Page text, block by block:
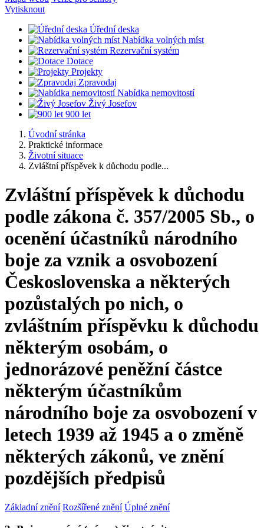
Vytisknout
Úřední deska
Nabídka volných míst
Rezervační systém
Dotace
Projekty
Zpravodaj
Nabídka nemovitostí
Živý Josefov
900 let
Úvodní stránka
Praktické informace
Životní situace
Zvláštní příspěvek k důchodu podle...
Zvláštní příspěvek k důchodu
podle zákona č. 357/2005 Sb., o
ocenění účastníků národního
boje za vznik a osvobození
Československa a některých
pozůstalých po nich, o
zvláštním příspěvku k důchodu
některým osobám, o
jednorázové peněžní částce
některým účastníkům
národního boje za osvobození v
letech 1939 až 1945 a o změně
některých zákonů, ve znění
pozdějších předpisů
Základní znění Rozšířené znění Úplné znění